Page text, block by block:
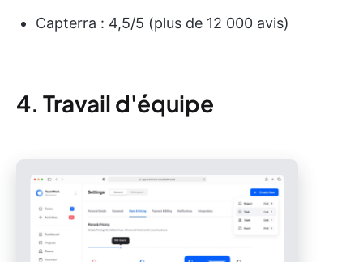
Capterra : 4,5/5 (plus de 12 000 avis)
4. Travail d'équipe